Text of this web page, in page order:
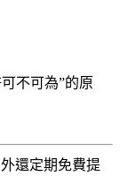
不可為”的原
還定期免費提